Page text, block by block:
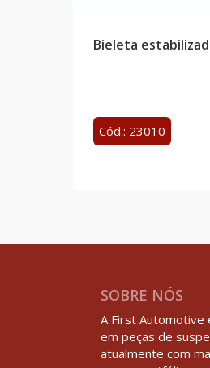
Bieleta
Cód.: 23010
SOBRE NÓS
A First Automotive
em peças de
atualmente com